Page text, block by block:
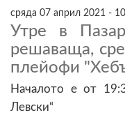
сряда 07 април 2021 -
Утре в
решаваща,
плейофи
Началото е от
Левски“